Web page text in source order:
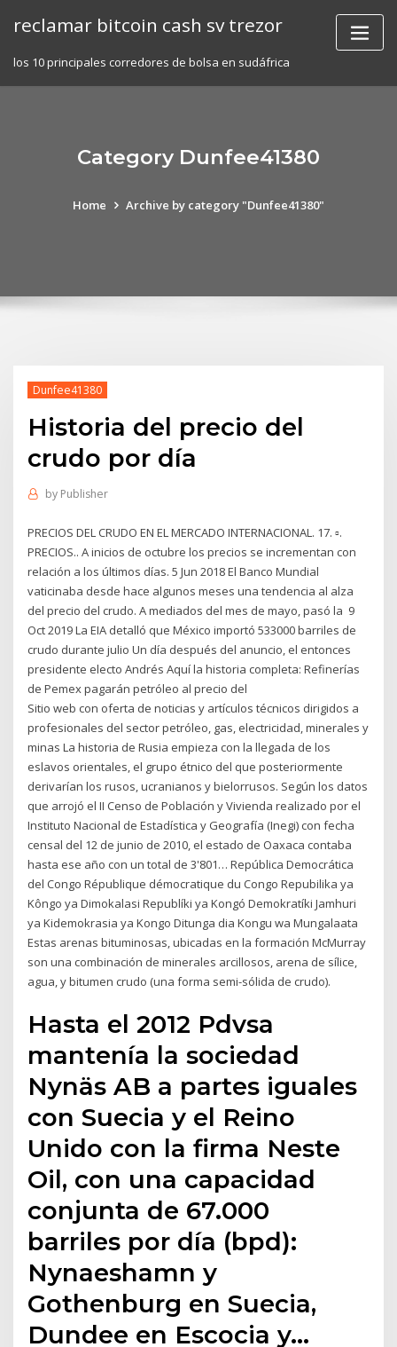
reclamar bitcoin cash sv trezor
los 10 principales corredores de bolsa en sudáfrica
Category Dunfee41380
Home Archive by category "Dunfee41380"
Dunfee41380
Historia del precio del
crudo por día
by Publisher
PRECIOS DEL CRUDO EN EL MERCADO INTERNACIONAL. 17. ▫.
PRECIOS.. A inicios de octubre los precios se incrementan con
relación a los últimos días. 5 Jun 2018 El Banco Mundial
vaticinaba desde hace algunos meses una tendencia al alza
del precio del crudo. A mediados del mes de mayo, pasó la 9
Oct 2019 La EIA detalló que México importó 533000 barriles de
crudo durante julio Un día después del anuncio, el entonces
presidente electo Andrés Aquí la historia completa: Refinerías
de Pemex pagarán petróleo al precio del
Sitio web con oferta de noticias y artículos técnicos dirigidos a
profesionales del sector petróleo, gas, electricidad, minerales y
minas La historia de Rusia empieza con la llegada de los
eslavos orientales, el grupo étnico del que posteriormente
derivarían los rusos, ucranianos y bielorrusos. Según los datos
que arrojó el II Censo de Población y Vivienda realizado por el
Instituto Nacional de Estadística y Geografía (Inegi) con fecha
censal del 12 de junio de 2010, el estado de Oaxaca contaba
hasta ese año con un total de 3'801… República Democrática
del Congo République démocratique du Congo Repubilika ya
Kôngo ya Dimokalasi Republíki ya Kongó Demokratíki Jamhuri
ya Kidemokrasia ya Kongo Ditunga dia Kongu wa Mungalaata
Estas arenas bituminosas, ubicadas en la formación McMurray
son una combinación de minerales arcillosos, arena de sílice,
agua, y bitumen crudo (una forma semi-sólida de crudo).
Hasta el 2012 Pdvsa
mantenía la sociedad
Nynäs AB a partes iguales
con Suecia y el Reino
Unido con la firma Neste
Oil, con una capacidad
conjunta de 67.000
barriles por día (bpd):
Nynaeshamn y
Gothenburg en Suecia,
Dundee en Escocia y…